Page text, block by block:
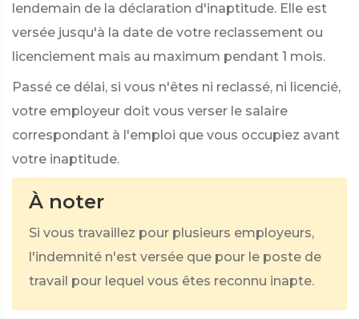
lendemain de la déclaration d'inaptitude. Elle est
versée jusqu'à la date de votre reclassement ou
licenciement mais au maximum pendant 1 mois.
Passé ce délai, si vous n'êtes ni reclassé, ni licencié,
votre employeur doit vous verser le salaire
correspondant à l'emploi que vous occupiez avant
votre inaptitude.
À noter
Si vous travaillez pour plusieurs employeurs,
l'indemnité n'est versée que pour le poste de
travail pour lequel vous êtes reconnu inapte.